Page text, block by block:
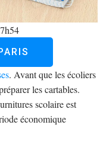
. Avant que les écoliers
les cartables.
scolaire est
économique